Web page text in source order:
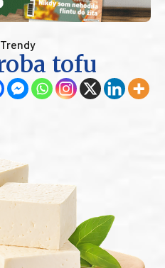
Trendy
tofu